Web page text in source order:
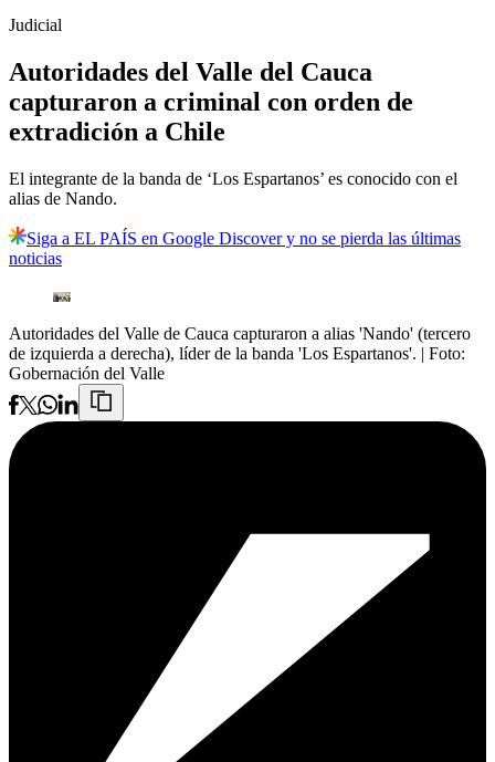
Judicial
Autoridades del Valle del Cauca
capturaron a criminal con orden de
extradición a Chile
El integrante de la banda de ‘Los Espartanos’ es conocido con el
alias de Nando.
Siga a EL PAÍS en Google Discover y no se pierda las últimas
noticias
Autoridades del Valle de Cauca capturaron a alias 'Nando' (tercero
de izquierda a derecha), líder de la banda 'Los Espartanos'. | Foto:
Gobernación del Valle